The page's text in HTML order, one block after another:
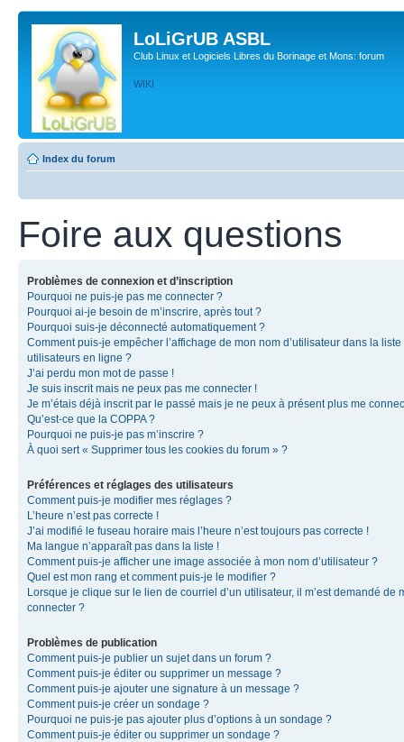
LoLiGrUB ASBL
Club Linux et Logiciels Libres du Borinage et Mons: forum
WIKI
Index du forum
Foire aux questions
Problèmes de connexion et d’inscription
Pourquoi ne puis-je pas me connecter ?
Pourquoi ai-je besoin de m’inscrire, après tout ?
Pourquoi suis-je déconnecté automatiquement ?
Comment puis-je empêcher l’affichage de mon nom d’utilisateur dans la liste
utilisateurs en ligne ?
J’ai perdu mon mot de passe !
Je suis inscrit mais ne peux pas me connecter !
Je m’étais déjà inscrit par le passé mais je ne peux à présent plus me
Qu’est-ce que la COPPA ?
Pourquoi ne puis-je pas m’inscrire ?
À quoi sert « Supprimer tous les cookies du forum » ?
Préférences et réglages des utilisateurs
Comment puis-je modifier mes réglages ?
L’heure n’est pas correcte !
J’ai modifié le fuseau horaire mais l’heure n’est toujours pas correcte !
Ma langue n’apparaît pas dans la liste !
Comment puis-je afficher une image associée à mon nom d’utilisateur ?
Quel est mon rang et comment puis-je le modifier ?
Lorsque je clique sur le lien de courriel d’un utilisateur, il m’est demandé de
connecter ?
Problèmes de publication
Comment puis-je publier un sujet dans un forum ?
Comment puis-je éditer ou supprimer un message ?
Comment puis-je ajouter une signature à un message ?
Comment puis-je créer un sondage ?
Pourquoi ne puis-je pas ajouter plus d’options à un sondage ?
Comment puis-je éditer ou supprimer un sondage ?